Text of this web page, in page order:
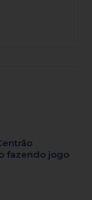
fazendo jogo